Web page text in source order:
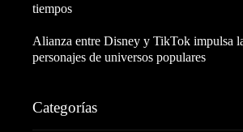
tiempos
Alianza entre Disney y TikTok impulsa
personajes de universos populares
Categorías